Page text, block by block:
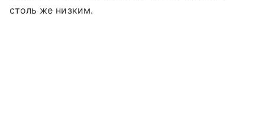
столь же низким.